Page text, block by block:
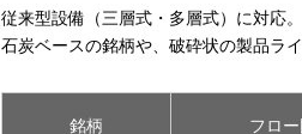
従来型設備（三層式・多層式）に対応
石炭ベースの銘柄や、破砕状の製品ラ
銘柄 フロ